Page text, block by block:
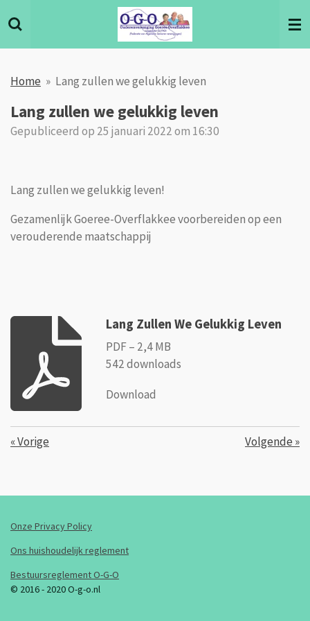
Ga
direct
naar
hoofdinhoud
Home » Lang zullen we gelukkig leven
Lang zullen we gelukkig leven
Gepubliceerd op 25 januari 2022 om 16:30
Lang zullen we gelukkig leven!
Gezamenlijk Goeree-Overflakkee voorbereiden op een
verouderende maatschappij
Lang Zullen We Gelukkig Leven
PDF – 2,4 MB
542 downloads
Download
«Vorige Volgende»
Onze Privacy Policy
Ons huishoudelijk reglement
Bestuursreglement O-G-O
© 2016 - 2020 O-g-o.nl